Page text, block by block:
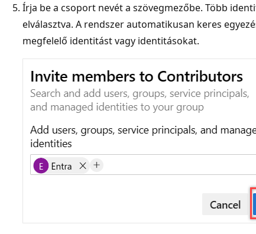
Írja be a csoport nevét a szövegmezőbe. Több
elválasztva. A rendszer automatikusan keres
megfelelő identitást vagy identitásokat.